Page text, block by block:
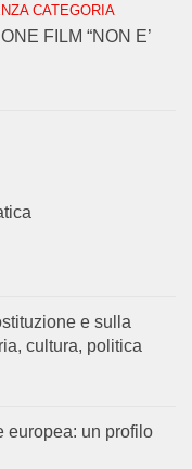
CATEGORIA
FILM “NON E’
e sulla
cultura, politica
europea: un profilo